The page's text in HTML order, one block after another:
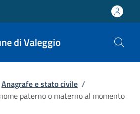
di Valeggio
Anagrafe e stato civile /
paterno o materno al momento